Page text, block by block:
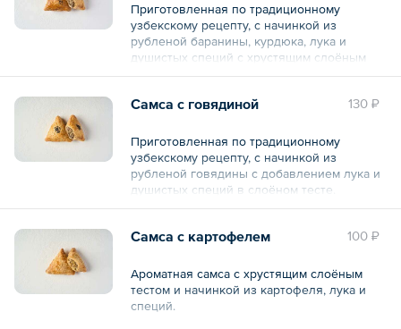
Приготовленная по традиционному
узбекскому рецепту, с начинкой из
рубленой баранины, курдюка, лука и
душистых специй с хрустящим слоёным
тестом.
Общий вес – 70 г 130 ₽
Самса с говядиной
Приготовленная по традиционному
узбекскому рецепту, с начинкой из
рубленой говядины с добавлением лука и
душистых специй в слоёном тесте.
100 ₽
Самса с картофелем
Ароматная самса с хрустящим слоёным
тестом и начинкой из картофеля, лука и
специй.